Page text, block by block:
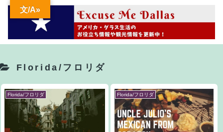
Florida/フロリダ
Florida/フロリダ Florida/フロリダ
文/A»